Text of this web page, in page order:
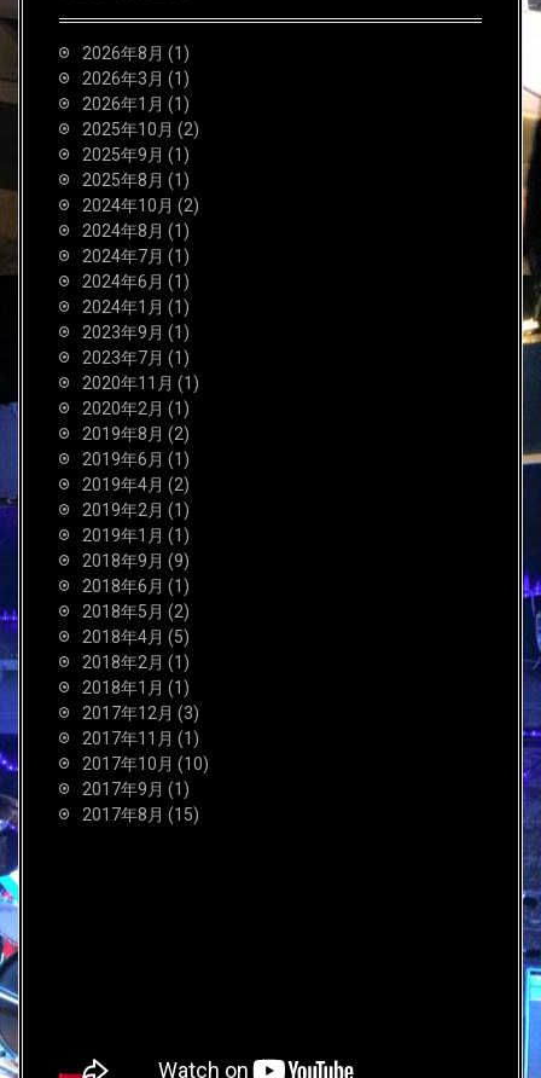
2026年8月 (1)
2026年3月 (1)
2026年1月 (1)
2025年10月 (2)
2025年9月 (1)
2025年8月 (1)
2024年10月 (2)
2024年8月 (1)
2024年7月 (1)
2024年6月 (1)
2024年1月 (1)
2023年9月 (1)
2023年7月 (1)
2020年11月 (1)
2020年2月 (1)
2019年8月 (2)
2019年6月 (1)
2019年4月 (2)
2019年2月 (1)
2019年1月 (1)
2018年9月 (9)
2018年6月 (1)
2018年5月 (2)
2018年4月 (5)
2018年2月 (1)
2018年1月 (1)
2017年12月 (3)
2017年11月 (1)
2017年10月 (10)
2017年9月 (1)
2017年8月 (15)